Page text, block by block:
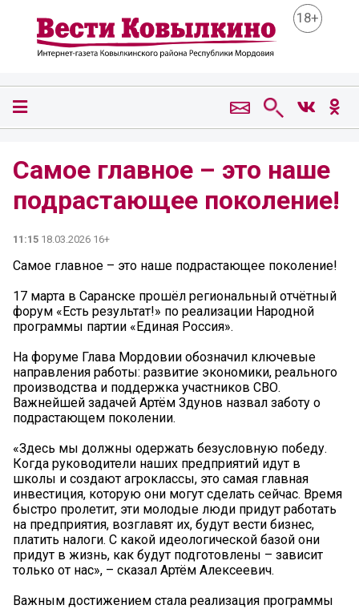
18+
Самое главное – это наше
подрастающее поколение!
11:15 18.03.2026 16+
Самое главное – это наше подрастающее поколение!
17 марта в Саранске прошёл региональный отчётный
форум «Есть результат!» по реализации Народной
программы партии «Единая Россия».
На форуме Глава Мордовии обозначил ключевые
направления работы: развитие экономики, реального
производства и поддержка участников СВО.
Важнейшей задачей Артём Здунов назвал заботу о
подрастающем поколении.
«Здесь мы должны одержать безусловную победу.
Когда руководители наших предприятий идут в
школы и создают агроклассы, это самая главная
инвестиция, которую они могут сделать сейчас. Время
быстро пролетит, эти молодые люди придут работать
на предприятия, возглавят их, будут вести бизнес,
платить налоги. С какой идеологической базой они
придут в жизнь, как будут подготовлены – зависит
только от нас», – сказал Артём Алексеевич.
Важным достижением стала реализация программы